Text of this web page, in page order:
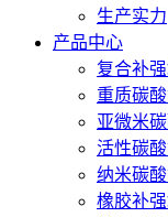
生产实力
产品中心
复合补
重质碳酸
亚微米
活性碳
纳米碳
橡胶补